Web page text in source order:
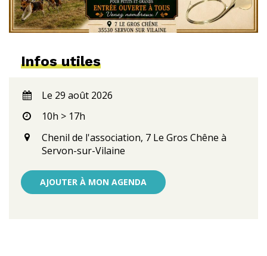
Infos utiles
Le 29 août 2026
10h > 17h
Chenil de l'association, 7 Le Gros Chêne à
Servon-sur-Vilaine
AJOUTER À MON AGENDA